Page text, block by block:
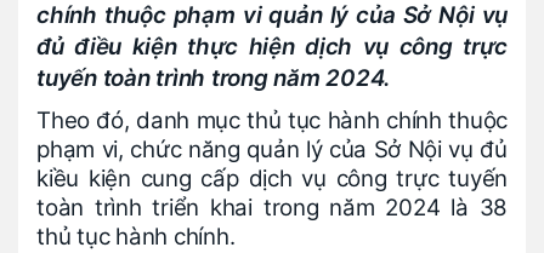
chính thuộc phạm vi quản lý của Sở Nội vụ
đủ điều kiện thực hiện dịch vụ công trực
tuyến toàn trình trong năm 2024.
Theo đó, danh mục thủ tục hành chính thuộc
phạm vi, chức năng quản lý của Sở Nội vụ đủ
kiều kiện cung cấp dịch vụ công trực tuyến
toàn trình triển khai trong năm 2024 là 38
thủ tục hành chính.